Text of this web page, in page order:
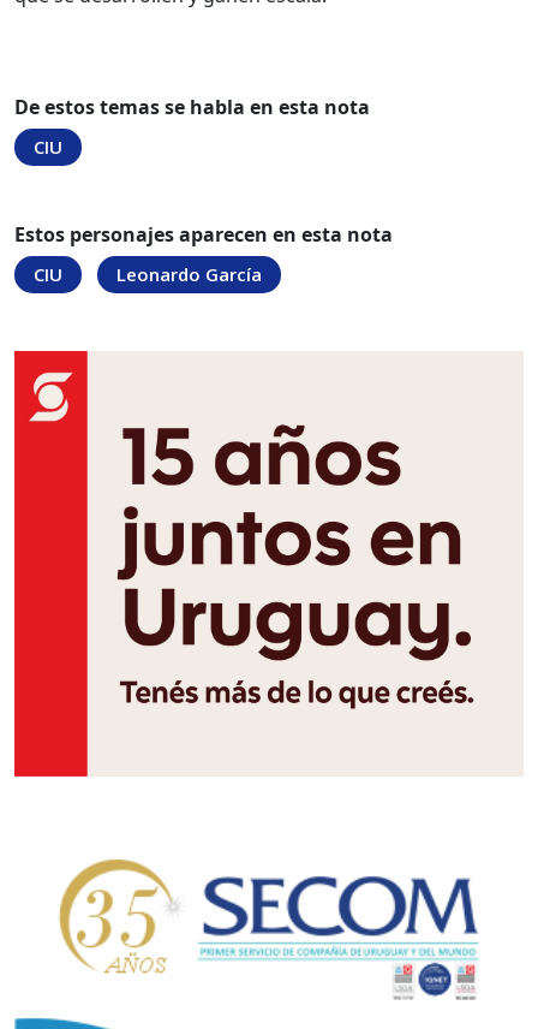
De estos temas se habla en esta nota
CIU
Estos personajes aparecen en esta nota
CIU Leonardo García